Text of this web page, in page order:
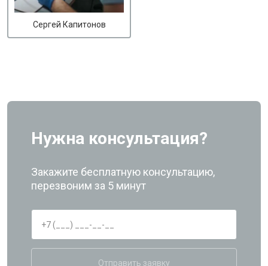
Сергей Капитонов
Нужна консультация?
Закажите бесплатную консультацию,
перезвоним за 5 минут
Отправить заявку